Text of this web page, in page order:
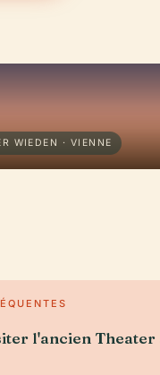
WIEDEN · VIENNE
l'ancien